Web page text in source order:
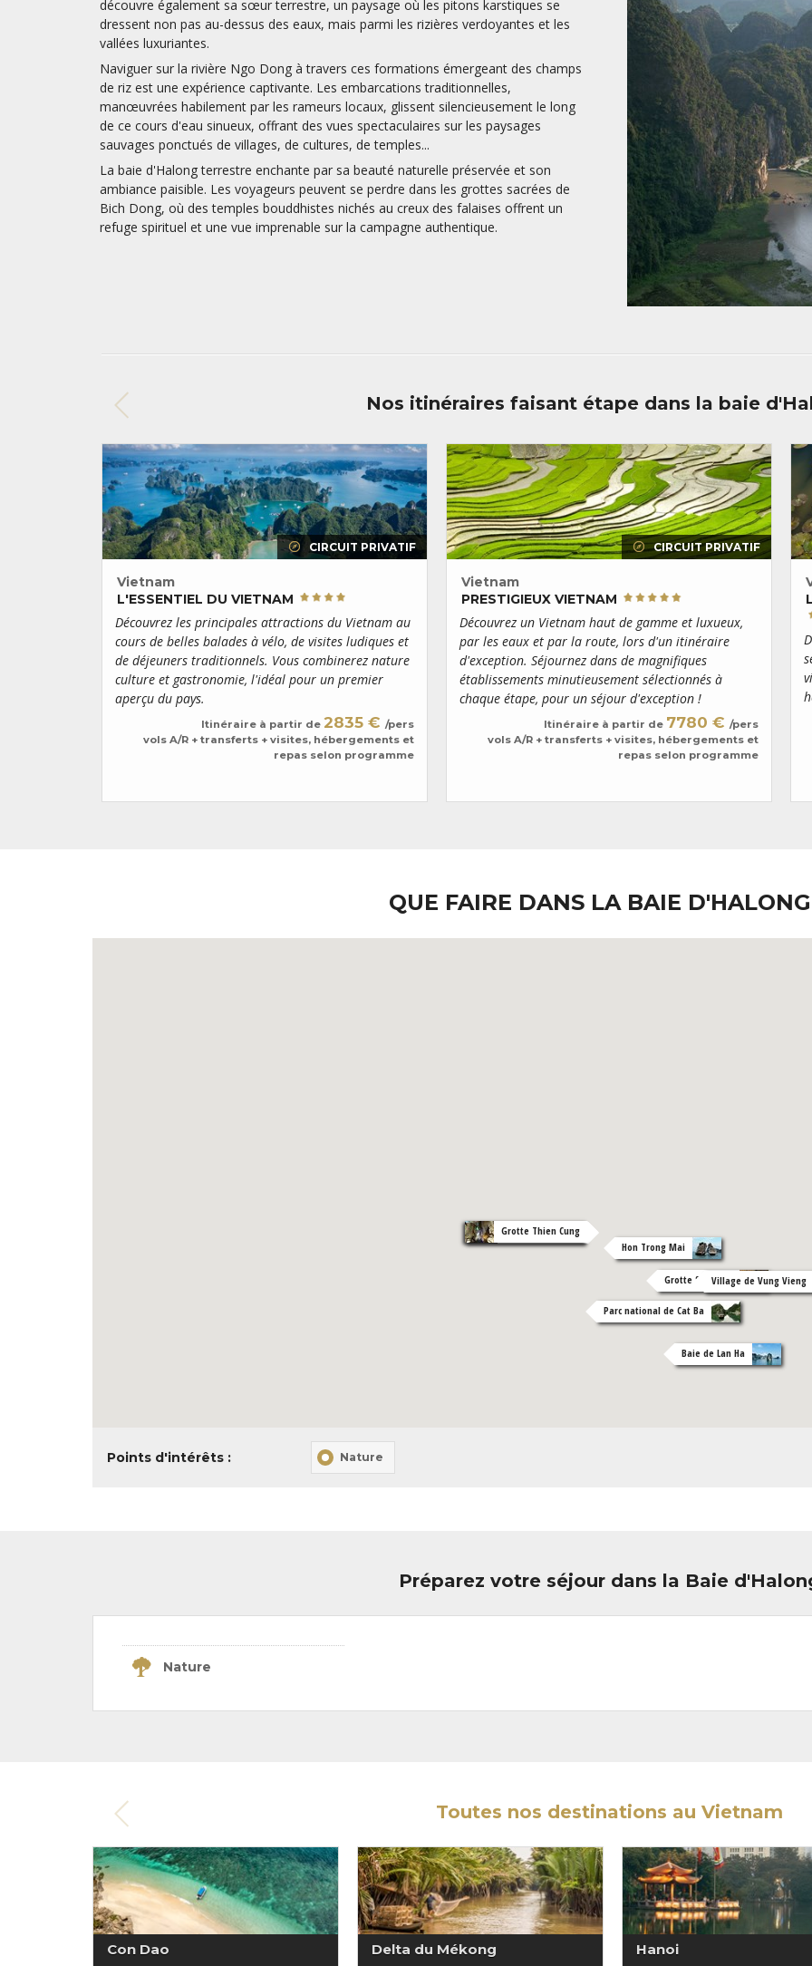
eaux en nombre, c’est pour
sa croisière, et avant tout, son
d’Halong, il existe une
facette plus authentique : la
cette baie préservée offre un
Dans ce sanctuaire préservé,
une nouvelle découverte. On
réalise la véritable essence
à préserver pour les
découvre également sa sœur terrestre, un paysage où les pitons karstiques se
dressent non pas au-dessus des eaux, mais parmi les rizières verdoyantes et les
vallées luxuriantes.
Naviguer sur la rivière Ngo Dong à travers ces formations émergeant des champs
de riz est une expérience captivante. Les embarcations traditionnelles,
manœuvrées habilement par les rameurs locaux, glissent silencieusement le long
de ce cours d'eau sinueux, offrant des vues spectaculaires sur les paysages
sauvages ponctués de villages, de cultures, de temples...
La baie d'Halong terrestre enchante par sa beauté naturelle préservée et son
ambiance paisible. Les voyageurs peuvent se perdre dans les grottes sacrées de
Bich Dong, où des temples bouddhistes nichés au creux des falaises offrent un
refuge spirituel et une vue imprenable sur la campagne authentique.
Nos itinéraires faisant étape dans la baie
CIRCUIT PRIVATIF
Vietnam
L'ESSENTIEL DU VIETNAM
Découvrez les principales attractions du Vietnam au
cours de belles balades à vélo, de visites ludiques et
de déjeuners traditionnels. Vous combinerez nature
culture et gastronomie, l'idéal pour un premier
aperçu du pays.
Itinéraire à partir de 2835 € /pers
vols A/R + transferts + visites, hébergements et
repas selon programme
CIRCUIT PRIVATIF
Vietnam
PRESTIGIEUX VIETNAM
Découvrez un Vietnam haut de gamme et luxueux,
par les eaux et par la route, lors d'un itinéraire
d'exception. Séjournez dans de magnifiques
établissements minutieusement sélectionnés à
chaque étape, pour un séjour d'exception !
Itinéraire à partir de 7780 € /pers
vols A/R + transferts + visites, hébergements et
repas selon programme
QUE FAIRE DANS LA BAIE
Grotte de Dau Go
Grotte Thien Cung
Grotte Sung Sot
Hon Trong Mai
Parc national de Cat Ba
Village de Vung Vieng
Baie de Lan Ha
Points d'intérêts : Nature
Préparez votre séjour dans la Baie
Nature
Toutes nos destinations au Vietnam
Con Dao Delta du Mékong Hanoi